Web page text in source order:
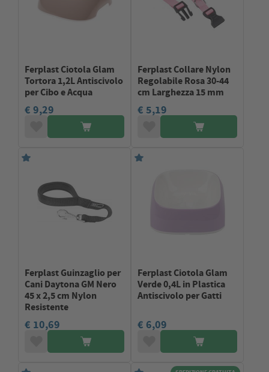
Ferplast Ciotola Glam
Tortora 1,2L Antiscivolo
per Cibo e Acqua
€ 9,29
Ferplast Collare Nylon
Regolabile Rosa 30-44
cm Larghezza 15 mm
€ 5,19
Ferplast Guinzaglio per
Cani Daytona GM Nero
45 x 2,5 cm Nylon
Resistente
€ 10,69
Ferplast Ciotola Glam
Verde 0,4L in Plastica
Antiscivolo per Gatti
€ 6,09